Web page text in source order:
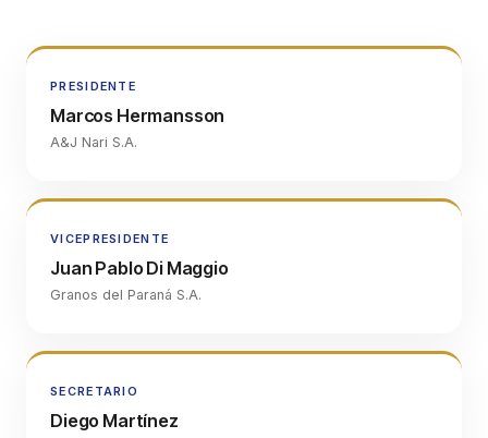
PRESIDENTE
Marcos Hermansson
A&J Nari S.A.
VICEPRESIDENTE
Juan Pablo Di Maggio
Granos del Paraná S.A.
SECRETARIO
Diego Martínez